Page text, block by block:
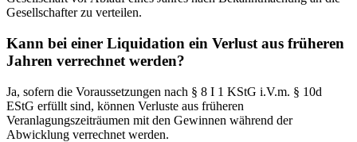
Gesellschafter zu verteilen.
Kann bei einer Liquidation ein Verlust aus früheren
Jahren verrechnet werden?
Ja, sofern die Voraussetzungen nach § 8 I 1 KStG i.V.m. § 10d
EStG erfüllt sind, können Verluste aus früheren
Veranlagungszeiträumen mit den Gewinnen während der
Abwicklung verrechnet werden.